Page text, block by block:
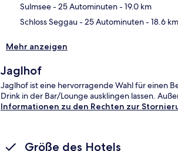
Sulmsee- 25 Autominuten- 19.0 km
Schloss Seggau- 25 Autominuten- 18.6 km
Mehr anzeigen
Jaglhof
Jaglhof ist eine hervorragende Wahl für einen
Drink in der Bar/Lounge ausklingen lassen.
Informationen zu den Rechten zur
Größe des Hotels